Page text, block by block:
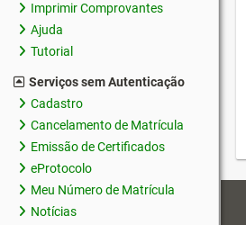
Imprimir Comprovantes
Ajuda
Tutorial
Serviços sem Autenticação
Cadastro
Cancelamento de Matrícula
Emissão de Certificados
eProtocolo
Meu Número de Matrícula
Notícias